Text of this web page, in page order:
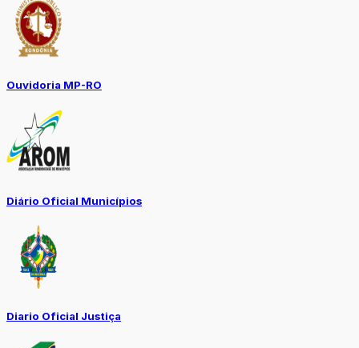
Ouvidoria MP-RO
Diário Oficial Municípios
Diario Oficial Justiça